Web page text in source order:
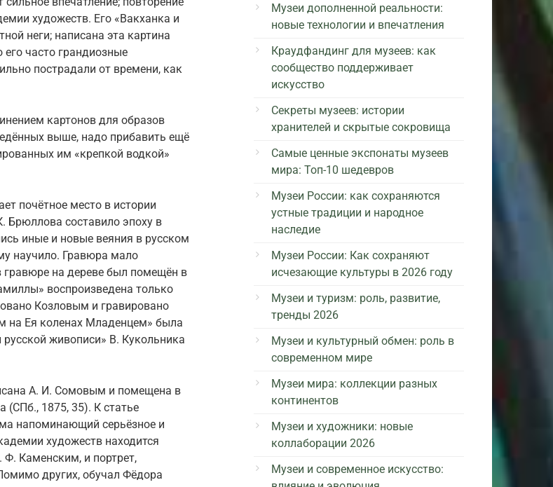
художеств. Его «Вакханка и
неги; написана эта картина
часто грандиозные
пострадали от времени, как
картонов для образов
выше, надо прибавить ещё
им «крепкой водкой»
почётное место в истории
Брюллова составило эпоху в
иные и новые веяния в русском
научило. Гравюра мало
на дереве был помещён в
воспроизведена только
Козловым и гравировано
на Ея коленах Младенцем» была
живописи» В. Кукольника
А. И. Сомовым и помещена в
(СПб., 1875, 35). К статье
напоминающий серьёзное и
художеств находится
Ф. Каменским, и портрет,
других, обучал Фёдора
Музеи дополненной реальности:
новые технологии и впечатления
Краудфандинг для музеев: как
сообщество поддерживает
искусство
Секреты музеев: истории
хранителей и скрытые сокровища
Самые ценные экспонаты музеев
мира: Топ-10 шедевров
Музеи России: как сохраняются
устные традиции и народное
наследие
Музеи России: Как сохраняют
исчезающие культуры в 2026 году
Музеи и туризм: роль, развитие,
тренды 2026
Музеи и культурный обмен: роль в
современном мире
Музеи мира: коллекции разных
континентов
Музеи и художники: новые
коллаборации 2026
Музеи и современное искусство: